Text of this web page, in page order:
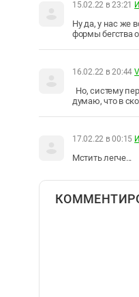
15.02.22 в 23:21
Ну да, у нас же
формы бегства
16.02.22 в 20:44
Но, систему
думаю, что в
17.02.22 в 00:15
Мстить легче...